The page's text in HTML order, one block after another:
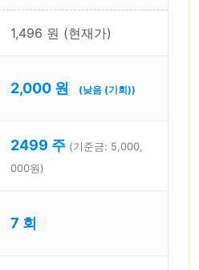
1,496 원 (현재가)
2,000 원 (낮음 (기회))
2499 주 (기준금: 5,000,
000원)
7 회